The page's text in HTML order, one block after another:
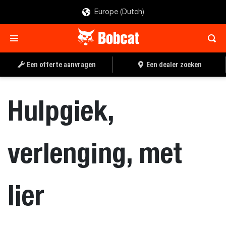
Europe (Dutch)
Een offerte aanvragen Een dealer zoeken
Hulpgiek,
verlenging, met
lier
OFFERTE AANVRAGEN EEN DEALER ZOEKEN